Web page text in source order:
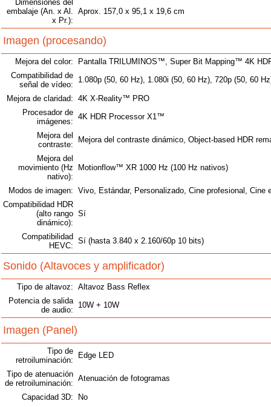
Dimensiones del
embalaje (An. x Al.
x Pr.):
Aprox. 157,0 x 95,1 x 19,6 cm
Imagen (procesando)
Mejora del color:
Pantalla TRILUMINOS™, Super Bit Mapping™ 4K
Compatibilidad de
señal de vídeo:
1.080p (50, 60 Hz), 1.080i (50, 60 Hz), 720p (50, 60
Mejora de claridad: 4K X-Reality™ PRO
Procesador de
imágenes:
4K HDR Processor X1™
Mejora del
contraste:
Mejora del contraste dinámico, Object-based HDR
Mejora del
movimiento (Hz
nativo):
Motionflow™ XR 1000 Hz (100 Hz nativos)
Modos de imagen: Vivo, Estándar, Personalizado, Cine profesional,
Compatibilidad HDR
(alto rango
dinámico):
Sí
Compatibilidad
HEVC:
Sí (hasta 3.840 x 2.160/60p 10 bits)
Sonido (Altavoces y amplificador)
Tipo de altavoz: Altavoz Bass Reflex
Potencia de salida
de audio:
10W + 10W
Imagen (Panel)
Tipo de
retroiluminación:
Edge LED
Tipo de atenuación
de retroiluminación:
Atenuación de fotogramas
Capacidad 3D:
No